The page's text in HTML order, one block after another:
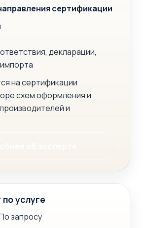
сертификации
декларации,
на сертификации
схем оформления и
и
услуге
запросу